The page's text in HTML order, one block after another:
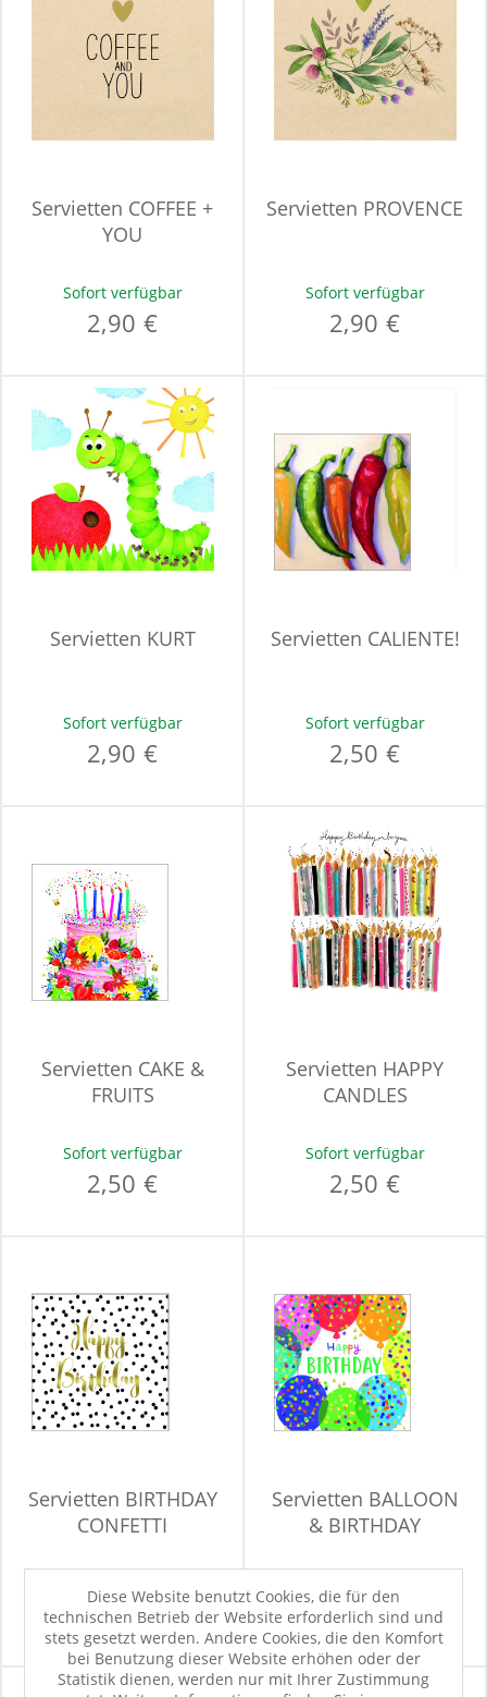
Servietten COFFEE +
YOU
Sofort verfügbar
2,90 €
Servietten PROVENCE
Sofort verfügbar
2,90 €
Servietten KURT
Sofort verfügbar
2,90 €
Servietten CALIENTE!
Sofort verfügbar
2,50 €
Servietten CAKE &
FRUITS
Sofort verfügbar
2,50 €
Servietten HAPPY
CANDLES
Sofort verfügbar
2,50 €
Servietten BIRTHDAY
CONFETTI
2,50 €
Servietten BALLOON
& BIRTHDAY
2,50 €
Diese Website benutzt Cookies, die für den
technischen Betrieb der Website erforderlich sind und
stets gesetzt werden. Andere Cookies, die den Komfort
bei Benutzung dieser Website erhöhen oder der
Statistik dienen, werden nur mit Ihrer Zustimmung